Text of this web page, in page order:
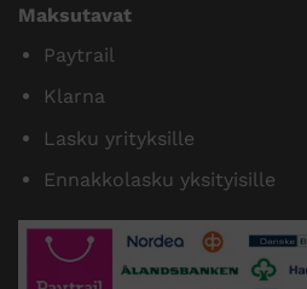
Maksutavat
Paytrail
Klarna
Lasku yrityksille
Ennakkolasku yksityisille